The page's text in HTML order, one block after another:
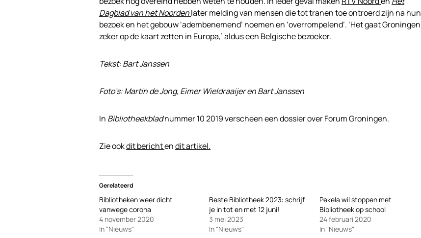
Dagblad van het Noordenlater melding van mensen die tot tranen toe ontroerd zijn na hun
bezoek en het gebouw ‘adembenemend’ noemen en ‘overrompelend’. ‘Het gaat Groningen
zeker op de kaart zetten in Europa,’ aldus een Belgische bezoeker.
Tekst: Bart Janssen
Foto’s: Martin de Jong, Eimer Wieldraaijer en Bart Janssen
In Bibliotheekbladnummer 10 2019 verscheen een dossier over Forum Groningen.
Zie ookdit berichtendit artikel.
Gerelateerd
Bibliotheken weer dicht
vanwege corona
4 november 2020
In "Nieuws"
Beste Bibliotheek 2023: schrijf
je in tot en met 12 juni!
3 mei 2023
In "Nieuws"
Pekela wil stoppen met
Bibliotheek op school
24 februari 2020
In "Nieuws"